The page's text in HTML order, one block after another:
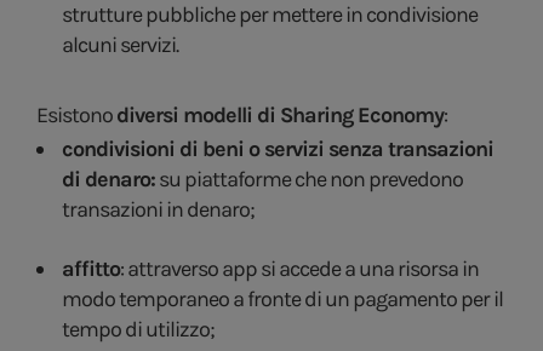
strutture pubbliche per mettere in condivisione
alcuni servizi.
Esistonodiversi modelli di Sharing Economy:
condivisioni di beni o servizi senza transazioni
di denaro:su piattaforme che non prevedono
transazioni in denaro;
affitto: attraverso app si accede a una risorsa in
modo temporaneo a fronte di un pagamento per il
tempo di utilizzo;